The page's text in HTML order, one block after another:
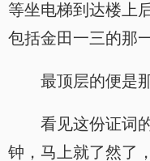
等坐电梯到达楼上
包括金田一三的那
最顶层的便是
看见这份证词
钟，马上就了然了